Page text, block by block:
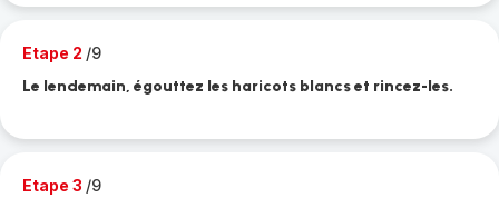
Etape 2 /9
Le lendemain, égouttez les haricots blancs et rincez-les.
Etape 3 /9